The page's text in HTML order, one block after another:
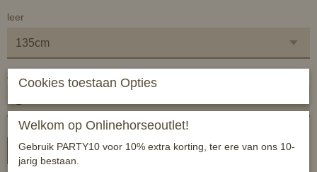
leer
Aantal
In winkelwagen
Cookies toestaan Opties
Welkom op Onlinehorseoutlet!
Gebruik PARTY10 voor 10% extra korting, ter ere van ons 10-
jarig bestaan.